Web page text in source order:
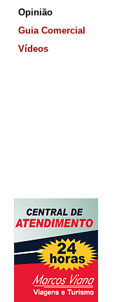
Opinião
Guia Comercial
Vídeos